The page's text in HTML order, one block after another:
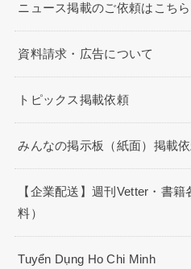
ニュース掲載のご依頼はこちら
資料請求・広告について
トピックス掲載依頼
みんなの掲示板（紙面）掲載
【企業配送】週刊Vetter・書
料）
Tuyển Dụng Ho Chi Minh